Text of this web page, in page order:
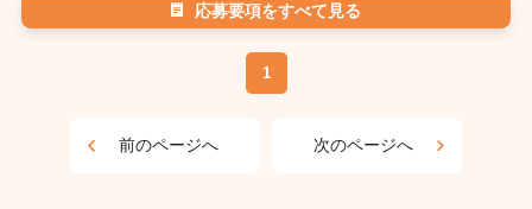
応募要項をすべて見る
1
前のページへ 次のページへ